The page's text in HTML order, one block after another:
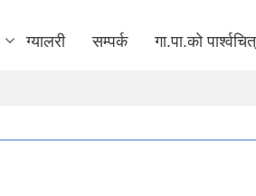
ग्यालरी सम्पर्क गा.पा.को